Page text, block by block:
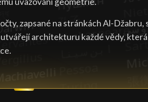
zapsané na stránkách Al-
architekturu každé vědy,